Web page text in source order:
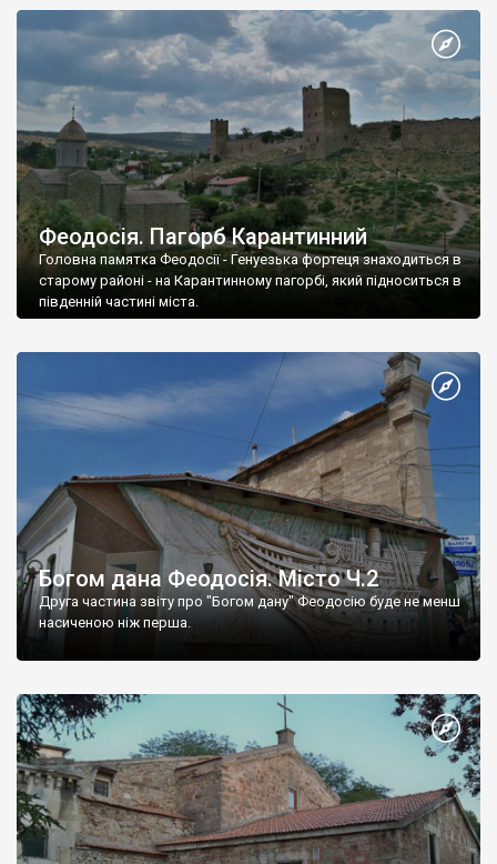
Феодосія. Пагорб Карантинний
Головна памятка Феодосії - Генуезька фортеця знаходиться в
старому районі - на Карантинному пагорбі, який підноситься в
південній частині міста.
Богом дана Феодосія. Місто Ч.2
Друга частина звіту про "Богом дану" Феодосію буде не менш
насиченою ніж перша.